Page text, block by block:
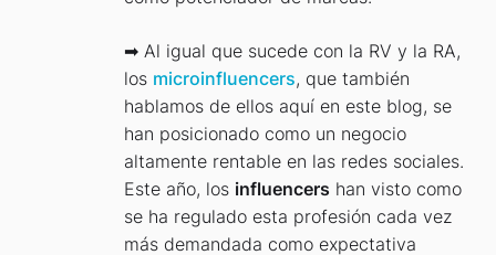
➡ Al igual que sucede con la RV y la RA,
los microinfluencers, que también
hablamos de ellos aquí en este blog, se
han posicionado como un negocio
altamente rentable en las redes sociales.
Este año, los influencers han visto como
se ha regulado esta profesión cada vez
más demandada como expectativa